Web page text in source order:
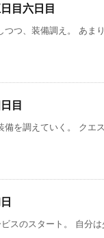
目六日目
つつ、装備調え。 あま
目
備を調えていく。 クエ
スのスタート。 自分